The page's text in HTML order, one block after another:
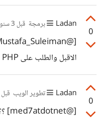
0
Ladan برمجة قبل 3 سنوات
العميل asp.net ايضا؟
0
Ladan تطوير الويب قبل 3 سنوات